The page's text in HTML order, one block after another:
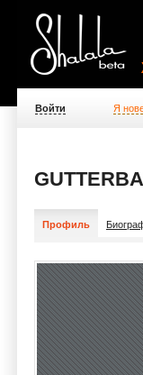
Войти Я
Профиль